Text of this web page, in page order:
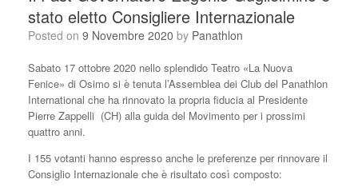
stato eletto Consigliere Internazionale
Posted on 9 Novembre 2020 by Panathlon
Sabato 17 ottobre 2020 nello splendido Teatro «La Nuova
Fenice» di Osimo si è tenuta l’Assemblea dei Club del Panathlon
International che ha rinnovato la propria fiducia al Presidente
Pierre Zappelli (CH) alla guida del Movimento per i prossimi
quattro anni.
I 155 votanti hanno espresso anche le preferenze per rinnovare il
Consiglio Internazionale che è risultato così composto: